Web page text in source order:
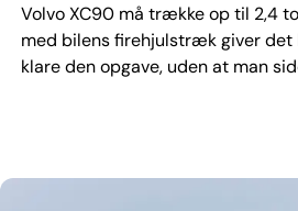
Volvo XC90 må trække op til 2,4
med bilens firehjulstræk giver det
klare den opgave, uden at man